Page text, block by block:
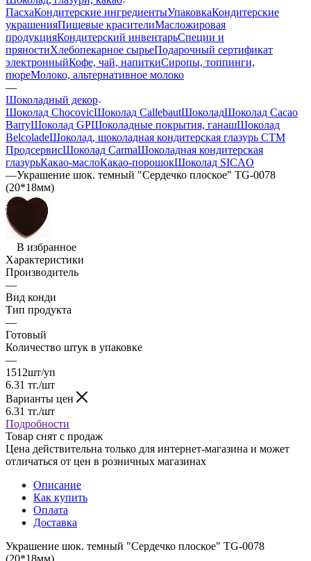
ПасхаКондитерские ингредиентыУпаковкаКондитерские
украшенияПищевые красителиМасложировая
продукцияКондитерский инвентарьСпеции и
пряностиХлебопекарное сырьеПодарочный сертификат
электронныйКофе, чай, напиткиСиропы, топпинги,
пюреМолоко, альтернативное молоко
—
Шоколадный декор
Шоколад ChocovicШоколад CallebautШоколадШоколад Cacao
BarryШоколад GPШоколадные покрытия, ганашШоколад
BelcoladeШоколад, шоколадная кондитерская глазурь СТМ
ПродсервисШоколад CarmaШоколадная кондитерская
глазурьКакао-маслоКакао-порошокШоколад SICAO
—Украшение шок. темный "Сердечко плоское" TG-0078
(20*18мм)
В избранное
Характеристики
Производитель
—
Вид конди
Тип продукта
—
Готовый
Количество штук в упаковке
—
1512шт/уп
6.31 тг./шт
Варианты цен
6.31 тг./шт
Подробности
Товар снят с продаж
Цена действительна только для интернет-магазина и может
отличаться от цен в розничных магазинах
Описание
Как купить
Оплата
Доставка
Украшение шок. темный "Сердечко плоское" TG-0078
(20*18мм)